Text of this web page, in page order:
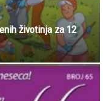
životinja za 12